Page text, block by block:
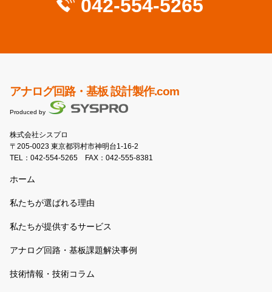
042-554-5265
アナログ回路・基板 設計製作.com
Produced by
株式会社シスプロ
〒205-0023 東京都羽村市神明台1-16-2
TEL： 042-554-5265 FAX：042-555-8381
ホーム
私たちが選ばれる理由
私たちが提供するサービス
アナログ回路・基板課題解決事例
技術情報・技術コラム